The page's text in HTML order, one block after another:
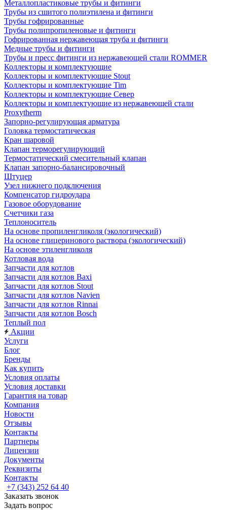
Металлопластиковые трубы и фитинги
Трубы из сшитого полиэтилена и фитинги
Трубы гофрированные
Трубы полипропиленовые и фитинги
Гофрированная нержавеющая труба и фитинги
Медные трубы и фитинги
Трубы и пресс фитинги из нержавеющей стали ROMMER
Коллекторы и комплектующие
Коллекторы и комплектующие Stout
Коллекторы и комплектующие Tim
Коллекторы и комплектующие Север
Коллекторы и комплектующие из нержавеющей стали
Proxytherm
Запорно-регулирующая арматура
Головка термостатическая
Кран шаровой
Клапан терморегулирующий
Термостатический смесительный клапан
Клапан запорно-балансировочный
Штуцер
Узел нижнего подключения
Компенсатор гидроудара
Газовое оборудование
Счетчики газа
Теплоноситель
На основе пропиленгликоля (экологический)
На основе глицеринового раствора (экологический)
На основе этиленгликоля
Котловая вода
Запчасти для котлов
Запчасти для котлов Baxi
Запчасти для котлов Stout
Запчасти для котлов Navien
Запчасти для котлов Rinnai
Запчасти для котлов Bosch
Теплый пол
Акции
Услуги
Блог
Бренды
Как купить
Условия оплаты
Условия доставки
Гарантия на товар
Компания
Новости
Отзывы
Контакты
Партнеры
Лицензии
Документы
Реквизиты
Контакты
+7 (343) 252 64 40
Заказать звонок
Задать вопрос